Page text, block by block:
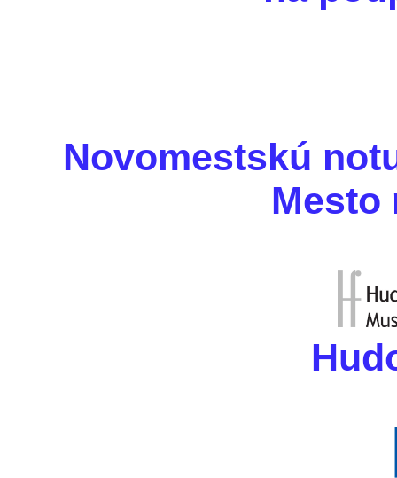
Novomestskú
Mesto